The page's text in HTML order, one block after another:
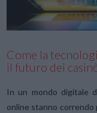
Come la
il futuro dei
In un mondo digitale
online stanno